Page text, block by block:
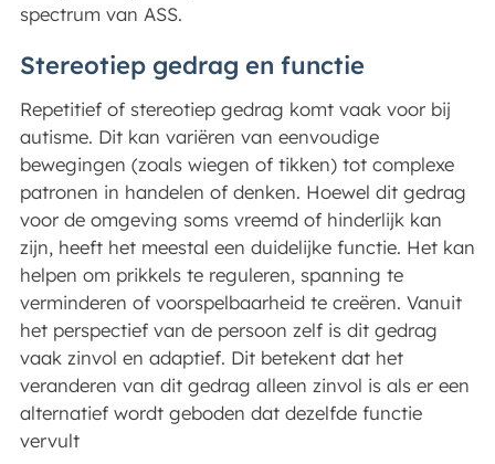
spectrum van ASS.
Stereotiep gedrag en functie
Repetitief of stereotiep gedrag komt vaak voor bij
autisme. Dit kan variëren van eenvoudige
bewegingen (zoals wiegen of tikken) tot complexe
patronen in handelen of denken. Hoewel dit gedrag
voor de omgeving soms vreemd of hinderlijk kan
zijn, heeft het meestal een duidelijke functie. Het kan
helpen om prikkels te reguleren, spanning te
verminderen of voorspelbaarheid te creëren. Vanuit
het perspectief van de persoon zelf is dit gedrag
vaak zinvol en adaptief. Dit betekent dat het
veranderen van dit gedrag alleen zinvol is als er een
alternatief wordt geboden dat dezelfde functie
vervult